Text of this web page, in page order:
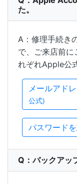
た。
A：修理手続き
で、ご来店前
れぞれApple公
メールアド
公式)
パスワード
Q：バックアッ